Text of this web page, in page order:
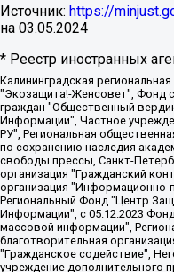
Источник: https://
на 03.05.2024
* Реестр иностранных
Калининградская региональная общественная организация "Экозащита!-Женсовет", Фонд содействия защите прав и свобод граждан "Общественный вердикт", Фонд "Институт Развития Свободы Информации", Частное учреждение "Информационное агентство МЕМО. РУ", Региональная общественная организация "Общественная комиссия по сохранению наследия академика Сахарова", Фонд поддержки свободы прессы, Санкт-Петербургская общественная правозащитная организация "Гражданский контроль", Межрегиональная общественная организация "Информационно-просветительский центр "Мемориал", Региональный Фонд "Центр Защиты Прав Средств Массовой Информации", с 05.12.2023 Фонд "Центр Защиты Прав Средств массовой информации", Региональная общественная благотворительная организация помощи беженцам и мигрантам "Гражданское содействие", Негосударственное образовательное учреждение дополнительного профессионального образования (повышение квалификации) специалистов "АКАДЕМИЯ ПО ПРАВАМ ЧЕЛОВЕКА", Свердловская региональная общественная организация "Сутяжник", Автономная некоммерческая организация "Центр независимых социологических исследований", Союз общественных объединений "Российский исследовательский центр по правам человека", Региональное общественное учреждение научно-информационный центр "МЕМОРИАЛ", Некоммерческая организация "Фонд защиты гласности", Автономная некоммерческая организация "Институт прав человека", Городская общественная организация "Екатеринбургское общество "МЕМОРИАЛ", Городская общественная организация "Рязанское историко-просветительское и правозащитное общество "Мемориал" (Рязанский Мемориал), Челябинский региональный орган общественной самодеятельности – женское общественное объединение "Женщины Евразии", Челябинский региональный орган общественной самодеятельности "Уральская правозащитная группа", Фонд содействия защите здоровья и социальной справедливости имени Андрея Рылькова, Автономная Некоммерческая Организация "Аналитический Центр Юрия Левады", Автономная некоммерческая организация социальной поддержки населения "Проект Апрель", Региональная общественная организация помощи женщинам и детям, находящимся в кризисной ситуации "Информационно-методический центр "Анна", Фонд содействия развитию массовых коммуникаций и правовому просвещению "Так-так-Так", Фонд содействия устойчивому развитию "Серебряная тайга", Свердловский региональный общественный фонд социальных проектов "Новое время", "Idel.Реалии", Кавказ.Реалии, Крым.Реалии, Телеканал Настоящее Время, Татаро-башкирская служба Радио Свобода (Azatliq Radiosi), Радио Свободная Европа/Радио Свобода (PCE/PC), "Сибирь.Реалии", "Фактограф", Благотворительный фонд помощи осужденным и их семьям, Автономная некоммерческая организация "Институт глобализации и социальных движений", Фонд "В защиту прав заключенных", Частное учреждение "Центр поддержки и содействия развитию средств массовой информации", Пензенский региональный общественный благотворительный фонд "Гражданский союз", "Север.Реалии", Некоммерческая организация Фонд "Правовая инициатива", Общество с ограниченной ответственностью "Радио Свободная Европа/Радио Свобода", Чешское информационное агентство "MEDIUM-ORIENT", Красноярская региональная общественная организация "Мы против СПИДа", Камалягин Денис Николаевич, Маркелов Сергей Евгеньевич, Пономарев Лев Александрович, Савицкая Людмила Алексеевна, Автономная некоммерческая организация "Центр по работе с проблемой насилия "НАСИЛИЮ.НЕТ", Межрегиональный профессиональный союз работников здравоохранения "Альянс врачей", Юридическое лицо, зарегистрированное в Латвийской Республике, SIA "Medusa Project" (регистрационный номер 40103797863, дата регистрации 10.06.2014), Некоммерческая организация "Фонд по борьбе с коррупцией", Автономная некоммерческая организация "Институт права и публичной политики", Баданин Роман Сергеевич, Гликин Максим Александрович, Железнова Мария Михайловна, Лукьянова Юлия Сергеевна, Маетная Елизавета Витальевна, Маняхин Петр Борисович, Чуракова Ольга Владимировна, Ярош Юлия Петровна, Юридическое лицо "The Insider SIA", зарегистрированное в Риге, Латвийская Республика (дата регистрации 26.06.2015), являющееся администратором доменного имени интернет-издания "The Insider SIA", https://theins.ru, Постернак Алексей Евгеньевич, Рубин Михаил Аркадьевич, Анин Роман Александрович, Юридическое лицо Istories fonds, зарегистрированное в Латвийской Республике (регистрационный номер 50008295751, дата регистрации 24.02.2020), Великовский Дмитрий Александрович, Долинина Ирина Николаевна, Мароховская Алеся Алексеевна, Шлейнов Роман Юрьевич, Шмагун Олеся Валентиновна, Общество с ограниченной ответственностью "Альтаир 2021", Общество с ограниченной ответственностью "Вега 2021", Общество с ограниченной ответственностью "Главный редактор 2021", Общество с ограниченной ответственностью "Ромашки монолит", Важенков Артем Валерьевич, Ивановская областная общественная организация "Центр гендерных исследований", Гурман Юрий Альбертович, Медиапроект "ОВД-Инфо", Егоров Владимир Владимирович, Жилинский Владимир Александрович, Общество с ограниченной ответственностью "ЗП", Иванова София Юрьевна, Карезина Инна Павловна, Кильтау Екатерина Викторовна, Петров Алексей Викторович, Пискунов Сергей